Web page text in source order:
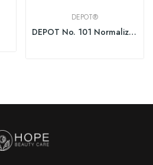
DEPOT®
DEPOT No. 101 Normalizing Shampoo